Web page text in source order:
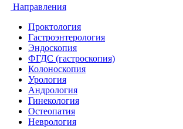
Направления
Проктология
Гастроэнтерология
Эндоскопия
ФГДС (гастроскопия)
Колоноскопия
Урология
Андрология
Гинекология
Остеопатия
Неврология